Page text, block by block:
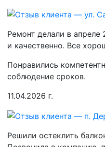
Ремонт делали в
и качественно. Все
Понравились
соблюдение сроков.
11.04.2026 г.
Решили остеклить